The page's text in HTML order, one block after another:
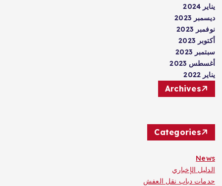
يناير 2024
ديسمبر 2023
نوفمبر 2023
أكتوبر 2023
سبتمبر 2023
أغسطس 2023
يناير 2022
Archives
Categories
News
الدليل الإخباري
حدمات دباب نقل العفش